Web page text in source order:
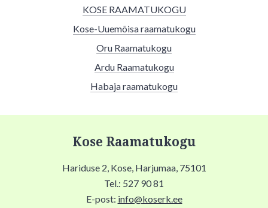
KOSE RAAMATUKOGU
Kose-Uuemõisa raamatukogu
Oru Raamatukogu
Ardu Raamatukogu
Habaja raamatukogu
Kose Raamatukogu
Hariduse 2, Kose, Harjumaa, 75101
Tel.: 527 90 81
E-post: info@koserk.ee